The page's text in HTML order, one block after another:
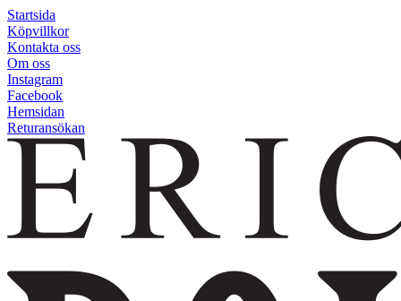
Startsida
Köpvillkor
Kontakta oss
Om oss
Instagram
Facebook
Hemsidan
Returansökan